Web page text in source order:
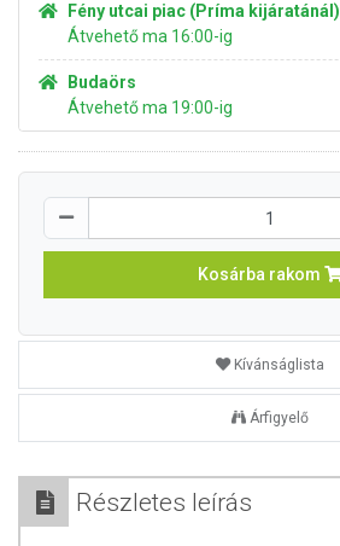
Fény utcai piac (Príma kijáratánál)
Átvehető ma 16:00-ig
Budaörs
Átvehető ma 19:00-ig
Kosárba rakom
Kívánságlista
Árfigyelő
Részletes leírás